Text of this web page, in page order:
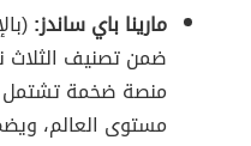
مارينا باي ساندز:
ضمن تصنيف الثلاث
منصة ضخمة تشتمل
مستوى العالم،